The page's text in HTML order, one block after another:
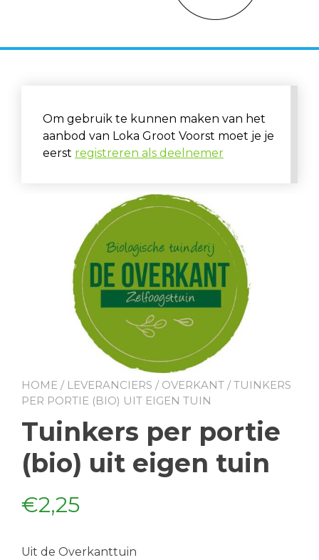
Om gebruik te kunnen maken van het
aanbod van Loka Groot Voorst moet je je
eerst registreren als deelnemer
HOME / LEVERANCIERS / OVERKANT / TUINKERS
PER PORTIE (BIO) UIT EIGEN TUIN
Tuinkers per portie
(bio) uit eigen tuin
€2,25
Uit de Overkanttuin